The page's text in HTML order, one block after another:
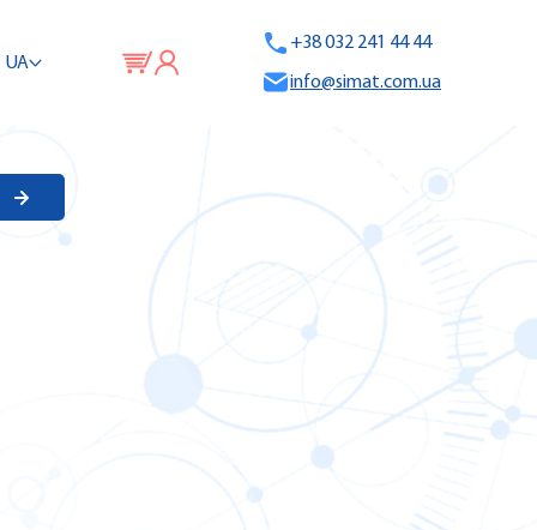
UA
+38 032 241 44 44
info@simat.com.ua